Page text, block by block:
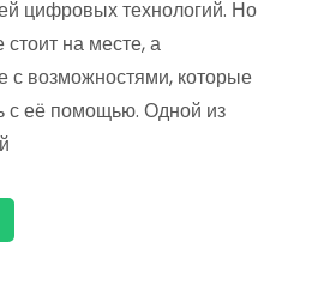
цифровых технологий. Но
на месте, а
с возможностями, которые
с её помощью. Одной из